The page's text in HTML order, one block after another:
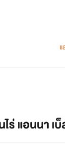
ธอตกอยู่ในอันตร
ร่ แอนนา เ